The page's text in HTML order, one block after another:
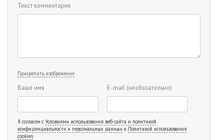
Текст комментария
Прикрепить изображение
Ваше имя E-mail (необязательно)
Я согласен с Условиями использования веб-сайта и политикой
конфиденциальности и персональных данных и Политикой использования
cookies